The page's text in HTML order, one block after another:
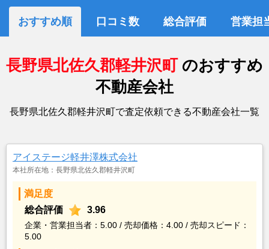
おすすめ順 口コミ数 総合評価 営業担
長野県北佐久郡軽井沢町 のおすすめ
不動産会社
長野県北佐久郡軽井沢町で査定依頼できる不動産会社一覧
アイステージ軽井澤株式会社
本社所在地：長野県北佐久郡軽井沢町
満足度
総合評価
3.96
企業・営業担当者：5.00 / 売却価格：4.00 / 売却スピード：
5.00